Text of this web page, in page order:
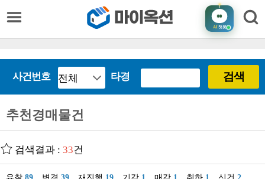
AI챗봇
사건번호 타경 검색
추천경매물건
검색결과 : 33건